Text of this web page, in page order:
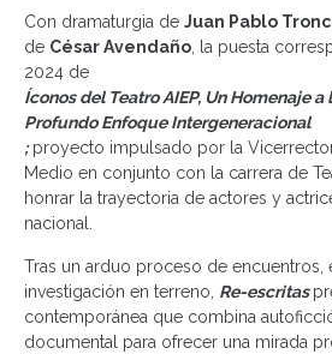
Con dramaturgia de Juan Pablo
de César Avendaño , la puesta
2024 de
Íconos del Teatro AIEP, Un Homenaje
Profundo Enfoque Intergeneracional
; proyecto impulsado por la
Medio en conjunto con la carrera de
honrar la trayectoria de actores y
nacional.
Tras un arduo proceso de encuentros,
investigación en terreno, Re-escritas
contemporánea que combina
documental para ofrecer una mirada